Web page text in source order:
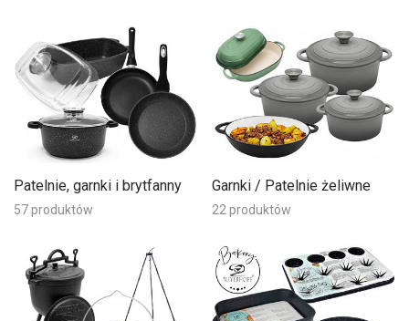
Patelnie, garnki i brytfanny
57 produktów
Garnki / Patelnie żeliwne
22 produktów